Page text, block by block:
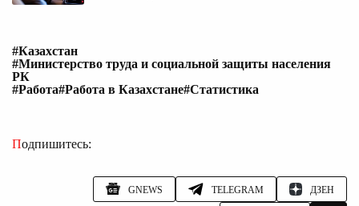
#Казахстан
#Министерство труда и социальной защиты населения
РК
#Работа#Работа в Казахстане#Статистика
Подпишитесь:
GNEWS TELEGRAM ДЗЕН